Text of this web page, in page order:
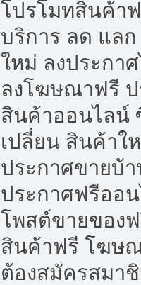
โปรโมทสินค้า
บริการ ลด แล
ใหม่ ลงประกา
ลงโฆษณาฟรี
สินค้าออนไลน์
เปลี่ยน สินค้าใ
ประกาศขายบ้
ประกาศฟรีออ
โพสต์ขายของ
สินค้าฟรี โฆษ
ต้องสมัครสมา